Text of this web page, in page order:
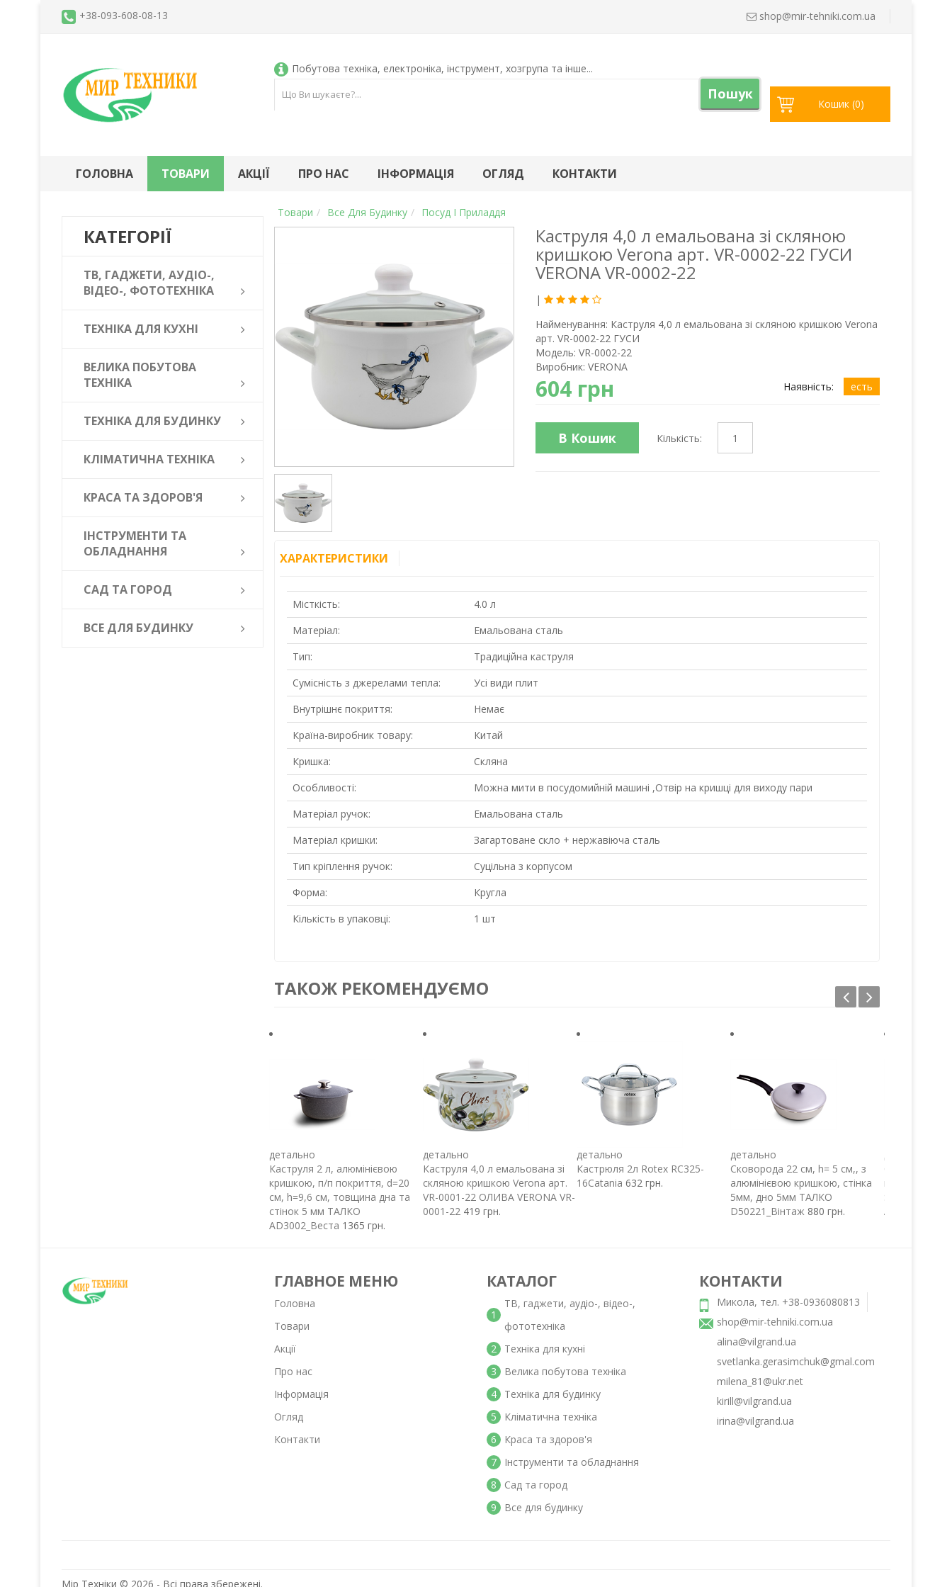
+38-093-608-08-13 shop@mir-tehniki.com.ua
Побутова техніка, електроніка, інструмент, хозгрупа та інше...
Пошук
Кошик (0)
ГОЛОВНА ТОВАРИ АКЦІЇ ПРО НАС ІНФОРМАЦІЯ ОГЛЯД КОНТАКТИ
КАТЕГОРІЇ
ТВ, ГАДЖЕТИ, АУДІО-,
ВІДЕО-, ФОТОТЕХНІКА
ТЕХНІКА ДЛЯ КУХНІ
ВЕЛИКА ПОБУТОВА
ТЕХНІКА
ТЕХНІКА ДЛЯ БУДИНКУ
КЛІМАТИЧНА ТЕХНІКА
КРАСА ТА ЗДОРОВ'Я
ІНСТРУМЕНТИ ТА
ОБЛАДНАННЯ
САД ТА ГОРОД
ВСЕ ДЛЯ БУДИНКУ
Товари Все Для Будинку Посуд І Приладдя
Каструля 4,0 л емальована зі скляною
кришкою Verona арт. VR-0002-22 ГУСИ
VERONA VR-0002-22
|
Найменування: Каструля 4,0 л емальована зі скляною кришкою Verona
арт. VR-0002-22 ГУСИ
Модель: VR-0002-22
Виробник: VERONA
604 грн Наявність: есть
В Кошик Кількість:
ХАРАКТЕРИСТИКИ
Місткість:
4.0 л
Матеріал:
Емальована сталь
Тип:
Традиційна каструля
Сумісність з джерелами тепла:
Усі види плит
Внутрішнє покриття:
Немає
Країна-виробник товару:
Китай
Кришка:
Скляна
Особливості:
Можна мити в посудомийній машині ,Отвір на кришці для виходу пари
Матеріал ручок:
Емальована сталь
Матеріал кришки:
Загартоване скло + нержавіюча сталь
Тип кріплення ручок:
Суцільна з корпусом
Форма:
Кругла
Кількість в упаковці:
1 шт
ТАКОЖ РЕКОМЕНДУЄМО
детально
Каструля 2 л, алюмінієвою
кришкою, п/п покриття, d=20
см, h=9,6 см, товщина дна та
стінок 5 мм ТАЛКО
АD3002_Веста 1365 грн.
детально
Каструля 4,0 л емальована зі
скляною кришкою Verona арт.
VR-0001-22 ОЛИВА VERONA VR-
0001-22 419 грн.
детально
Кастрюля 2л Rotex RC325-
16Catania 632 грн.
детально
Сковорода 22 см, h= 5 см,, з
алюмінієвою кришкою, стінка
5мм, дно 5мм ТАЛКО
D50221_Вінтаж 880 грн.
покриття,
ГЛАВНОЕ МЕНЮ
Головна
Товари
Акції
Про нас
Інформація
Огляд
Контакти
КАТАЛОГ
ТВ, гаджети, аудіо-, відео-,
фототехніка
1
Техніка для кухні
2
Велика побутова техніка
3
Техніка для будинку
4
Кліматична техніка
5
Краса та здоров'я
6
Інструменти та обладнання
7
Сад та город
8
Все для будинку
9
КОНТАКТИ
Микола, тел. +38-0936080813
shop@mir-tehniki.com.ua
alina@vilgrand.ua
svetlanka.gerasimchuk@gmal.com
milena_81@ukr.net
kirill@vilgrand.ua
irina@vilgrand.ua
Мір Техніки © 2026 - Всі права збережені.